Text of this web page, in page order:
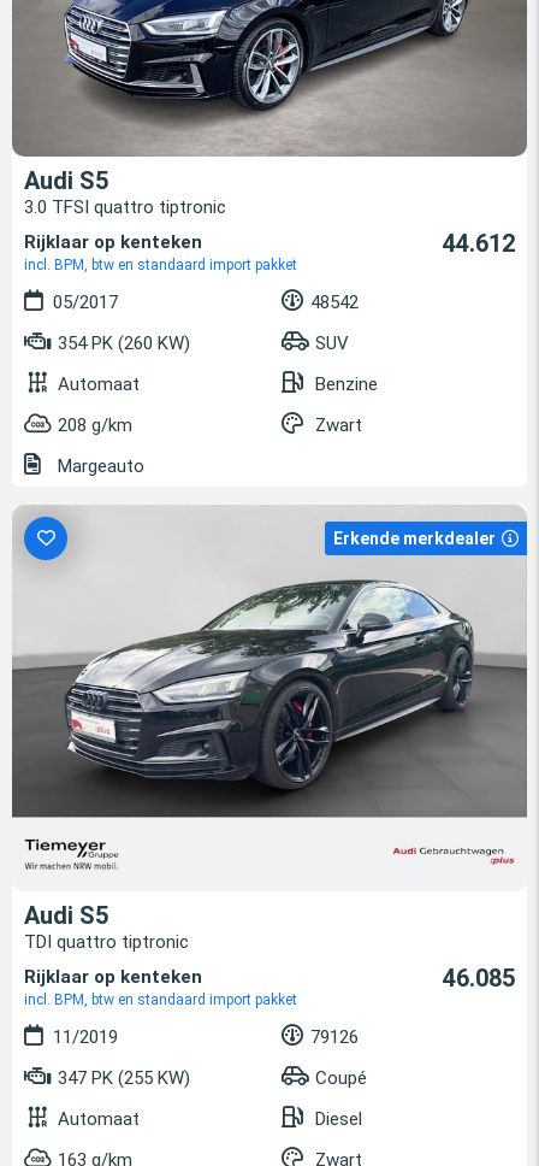
Audi S5
3.0 TFSI quattro tiptronic
Rijklaar op kenteken
incl. BPM, btw en standaard import pakket
44.612
05/2017
48542
354 PK (260 KW)
SUV
Automaat
Benzine
208 g/km
Zwart
Margeauto
Erkende merkdealer
Audi S5
TDI quattro tiptronic
Rijklaar op kenteken
incl. BPM, btw en standaard import pakket
46.085
11/2019
79126
347 PK (255 KW)
Coupé
Automaat
Diesel
163 g/km
Zwart